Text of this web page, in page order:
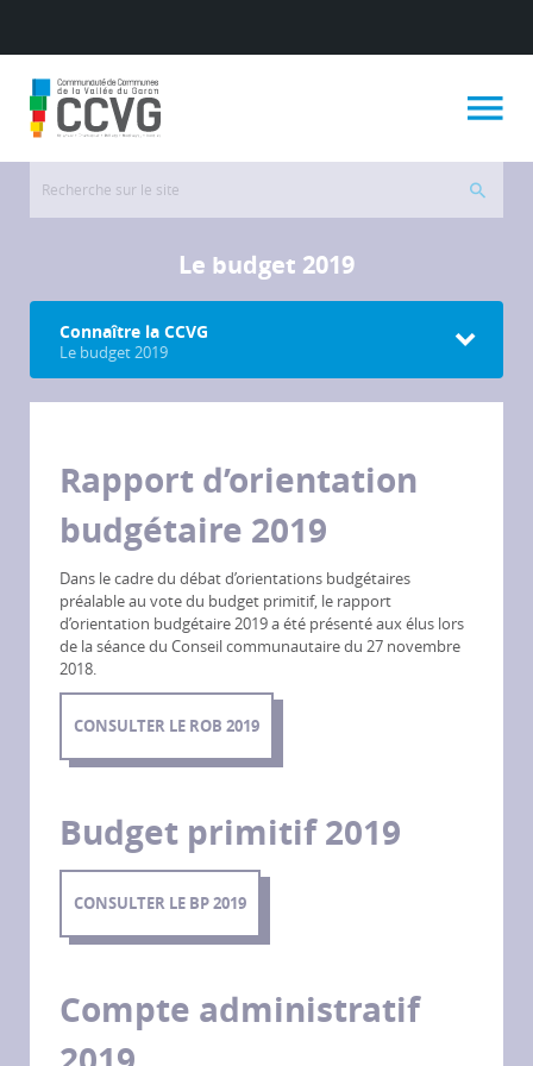
Connaître la CCVG
Le budget 2019
Le budget 2019
Rapport d’orientation
budgétaire 2019
Dans le cadre du débat d’orientations budgétaires
préalable au vote du budget primitif, le rapport
d’orientation budgétaire 2019 a été présenté aux élus lors
de la séance du Conseil communautaire du 27 novembre
2018.
CONSULTER LE ROB 2019
Budget primitif 2019
CONSULTER LE BP 2019
Compte administratif